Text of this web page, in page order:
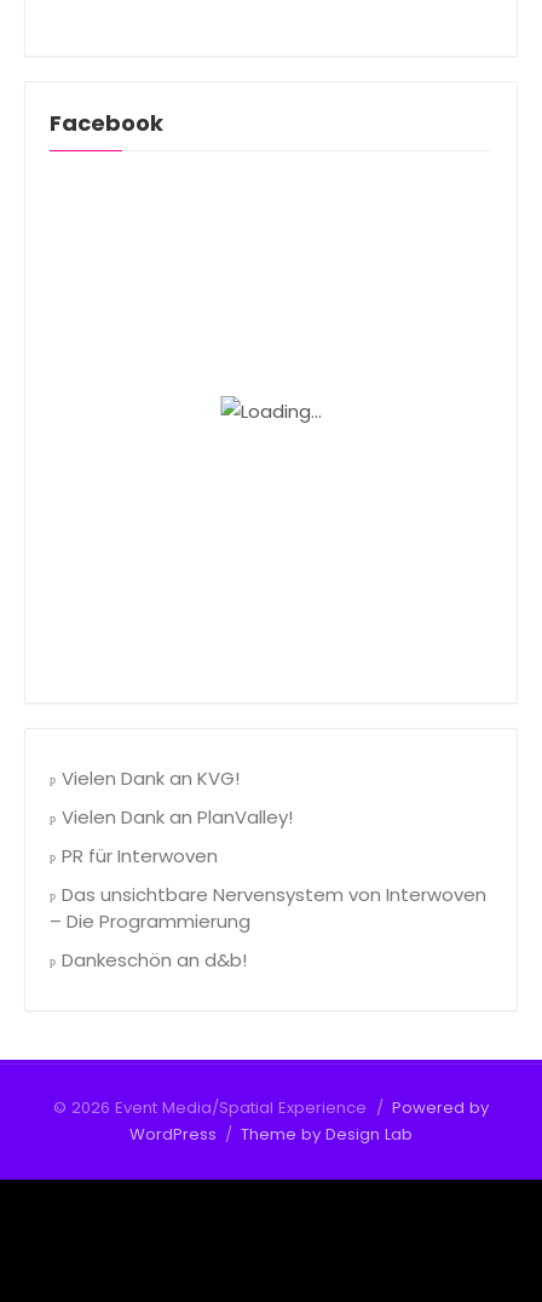
Facebook
Vielen Dank an KVG!
Vielen Dank an PlanValley!
PR für Interwoven
Das unsichtbare Nervensystem von Interwoven
– Die Programmierung
Dankeschön an d&b!
© 2026 Event Media/Spatial Experience / Powered by
WordPress / Theme by Design Lab